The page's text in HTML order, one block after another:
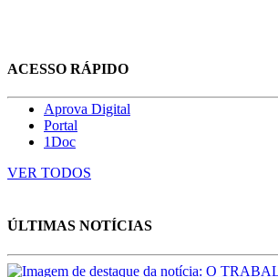
ACESSO RÁPIDO
Aprova Digital
Portal
1Doc
VER TODOS
ÚLTIMAS NOTÍCIAS